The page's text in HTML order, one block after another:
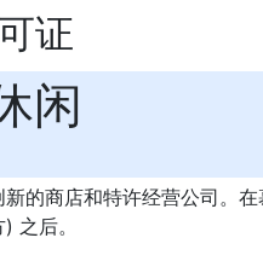
证
闲
的商店和特许经营公司。
之后。